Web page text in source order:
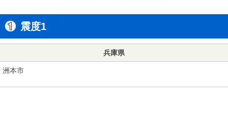
震度1
兵庫県
洲本市